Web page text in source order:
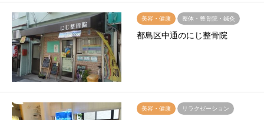
美容・健康 整体・整骨院・鍼灸
都島区中通のにじ整骨院
美容・健康 リラクゼーション